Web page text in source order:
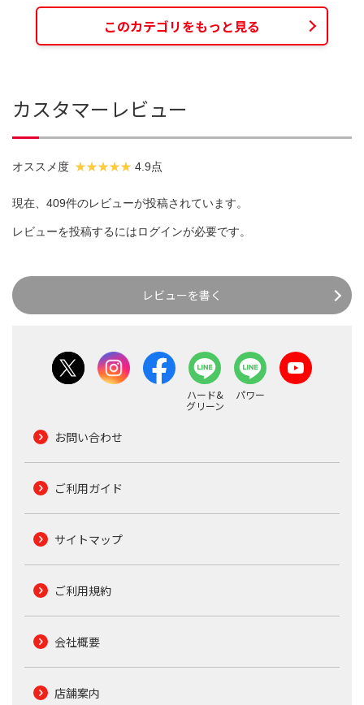
このカテゴリをもっと見る
カスタマーレビュー
オススメ度 4.9点
現在、409件のレビューが投稿されています。
レビューを投稿するにはログインが必要です。
レビューを書く
ハード&
グリーン
パワー
お問い合わせ
ご利用ガイド
サイトマップ
ご利用規約
会社概要
店舗案内